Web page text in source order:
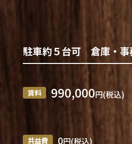
駐車約５台可 倉庫・
賃料 990,000円(税込)
共益費 0円(税込)